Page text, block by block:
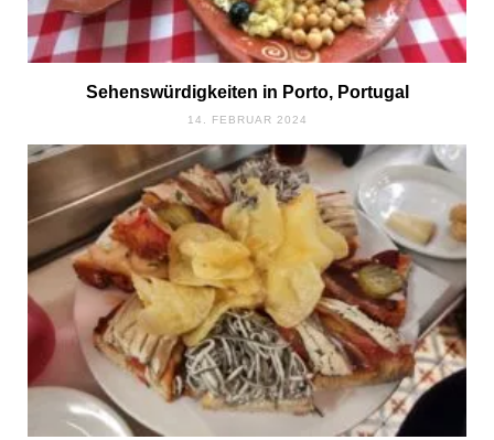
Sehenswürdigkeiten in Porto, Portugal
14. FEBRUAR 2024